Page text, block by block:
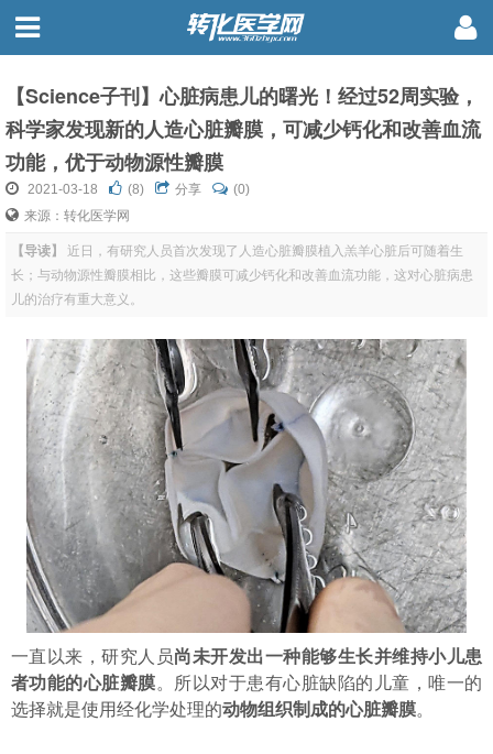
【Science子刊】心脏病患儿的曙光！经过52周实验，
科学家发现新的人造心脏瓣膜，可减少钙化和改善血流
功能，优于动物源性瓣膜
2021-03-18 (8) 分享
(0)
来源：转化医学网
【导读】
近日，有研究人员首次发现了人造心脏瓣膜植入羔羊心脏后可随着生
长；与动物源性瓣膜相比，这些瓣膜可减少钙化和改善血流功能，这对心脏病患
儿的治疗有重大意义。
一直以来，研究人员尚未开发出一种能够生长并维持小儿患
者功能的心脏瓣膜。所以对于患有心脏缺陷的儿童，唯一的
选择就是使用经化学处理的动物组织制成的心脏瓣膜。